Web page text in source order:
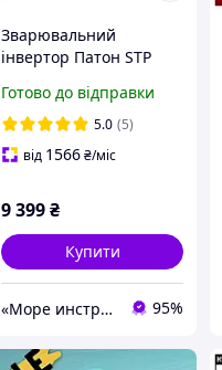
Зварювальний
інвертор Патон STP
160 А) Картон
Готово до відправки
5.0 (5)
від 1566₴/міс
9 399₴
Купити
«Море инструментов» 95%